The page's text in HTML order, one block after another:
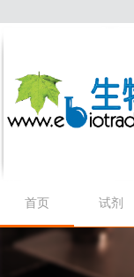
首页 试剂